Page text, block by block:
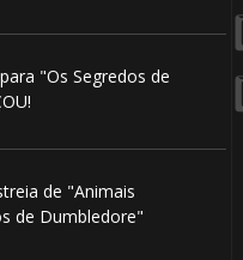
"Os Segredos de
de "Animais
de Dumbledore"
🎂
🎈